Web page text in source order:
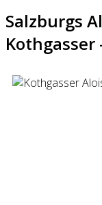
Salzburgs
Kothgasser